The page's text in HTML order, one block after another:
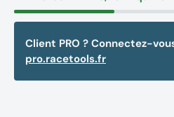
Client PRO ? Connectez-
pro.racetools.fr